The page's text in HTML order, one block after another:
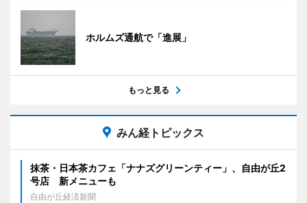
ホルムズ通航で「進展」
もっと見る
みん経トピックス
抹茶・日本茶カフェ「ナナズグリーンティー」、自由が丘2
号店 新メニューも
自由が丘経済新聞